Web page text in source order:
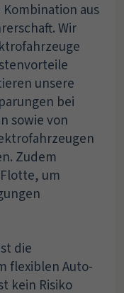
Kombination aus
Wir
unsere
bei
sowie von
Zudem
um
die
flexiblen Auto-
kein Risiko